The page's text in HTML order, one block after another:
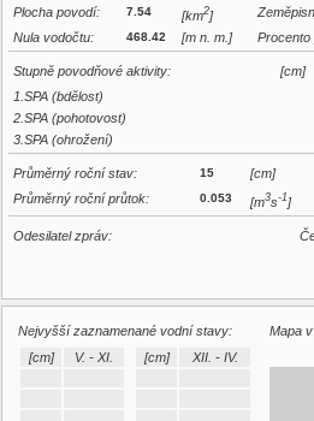
Plocha povodí:
7.54 [km2]
Nula vodočtu:
468.42 [m n. m.] Procento
Stupně povodňové aktivity:
[cm]
1.SPA (bdělost)
2.SPA (pohotovost)
3.SPA (ohrožení)
Průměrný roční stav: 15
[cm]
Průměrný roční průtok:
0.053 [m3s-1]
Odesilatel zpráv:
Nejvyšší zaznamenané vodní stavy:
[cm]
V. - XI. [cm] XII. - IV.
Mapa